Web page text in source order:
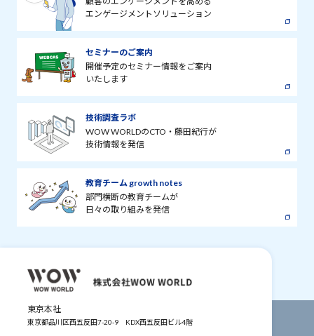
エンゲージメントソリューション
セミナーのご案内
開催予定のセミナー情報をご案内
いたします
技術調査ラボ
WOW WORLDのCTO・藤田紀行が
技術情報を発信
教育チーム growth notes
部門横断の教育チームが
日々の取り組みを発信
東京本社
東京都品川区西五反田7-20-9 KDX西五反田ビル4階